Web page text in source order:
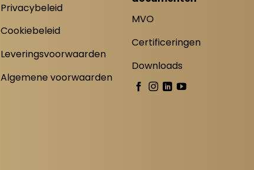
Privacybeleid
Cookiebeleid
Leveringsvoorwaarden
Algemene voorwaarden
MVO
Certificeringen
Downloads